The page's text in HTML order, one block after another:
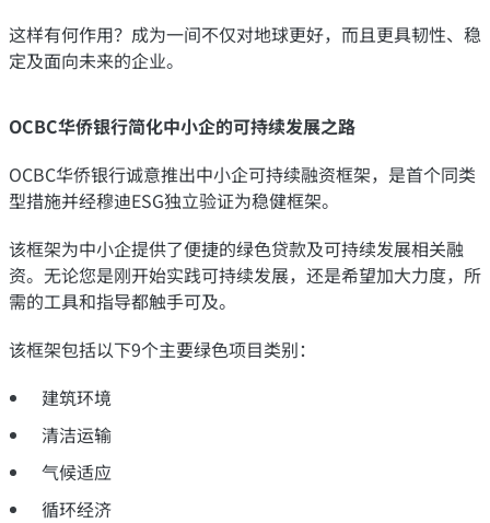
这样有何作用？成为一间不仅对地球更好，而且更具韧性、稳
定及面向未来的企业。
OCBC华侨银行简化中小企的可持续发展之路
OCBC华侨银行诚意推出中小企可持续融资框架，是首个同类
型措施并经穆迪ESG独立验证为稳健框架。
该框架为中小企提供了便捷的绿色贷款及可持续发展相关融
资。无论您是刚开始实践可持续发展，还是希望加大力度，所
需的工具和指导都触手可及。
该框架包括以下9个主要绿色项目类别：
建筑环境
清洁运输
气候适应
循环经济